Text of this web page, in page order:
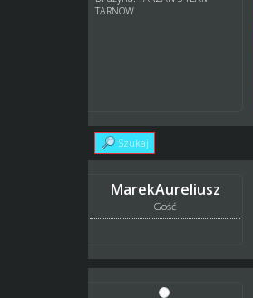
TARNOW
Szukaj
MarekAureliusz
Gość